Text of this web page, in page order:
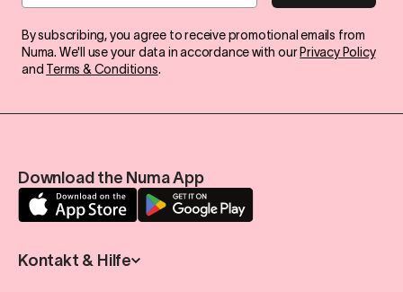
By subscribing, you agree to receive promotional emails from
Numa. We'll use your data in accordance with our Privacy Policy
and Terms & Conditions.
Download the Numa App
Kontakt & Hilfe